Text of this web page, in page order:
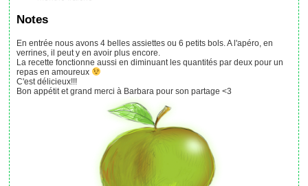
Notes
En entrée nous avons 4 belles assiettes ou 6 petits bols. A l'apéro, en
verrines, il peut y en avoir plus encore.
La recette fonctionne aussi en diminuant les quantités par deux pour un
repas en amoureux
C'est délicieux!!!
Bon appétit et grand merci à Barbara pour son partage <3